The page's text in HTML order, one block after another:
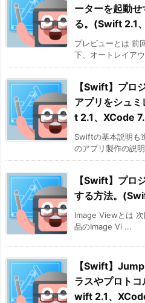
ーターを起動
る。(Swift 2.1
プレビューとは 前
下、オートレイア
【Swift】プロ
アプリをシュ
t 2.1、XCode
Swiftの基本説明も
のアプリ製作の説
【Swift】プロ
する方法。
Image Viewとは
品のImage Vi ...
【Swift】
ラスやプロト
wift 2.1、